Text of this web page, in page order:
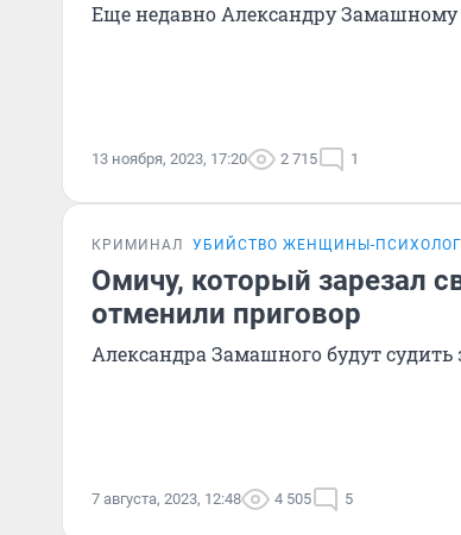
Еще недавно Александру
13 ноября, 2023, 17:20 2 715 1
КРИМИНАЛ УБИЙСТВО ЖЕНЩИНЫ-
Омичу, который зарезал
отменили приговор
Александра Замашного будут судить
7 августа, 2023, 12:48 4 505 5